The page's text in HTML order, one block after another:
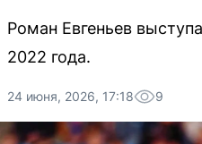
Роман Евгеньев
2022 года.
24 июня, 2026, 17:18 9